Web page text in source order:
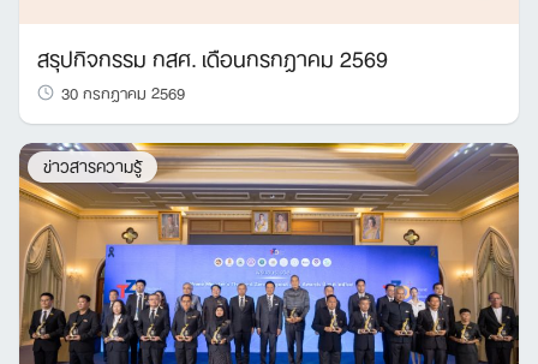
สรุปกิจกรรม กสศ. เดือนกรกฎาคม 2569
30 กรกฎาคม 2569
ข่าวสารความรู้